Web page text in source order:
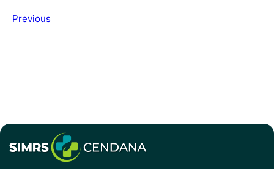
Previous